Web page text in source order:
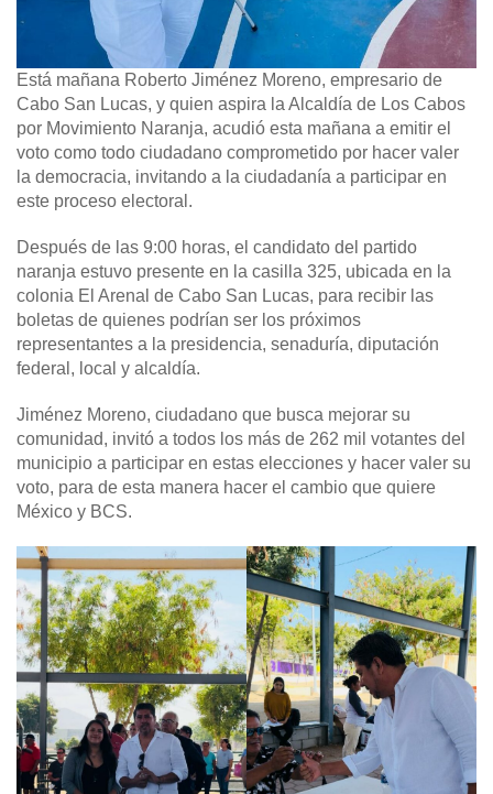
Está mañana Roberto Jiménez Moreno, empresario de
Cabo San Lucas, y quien aspira la Alcaldía de Los Cabos
por Movimiento Naranja, acudió esta mañana a emitir el
voto como todo ciudadano comprometido por hacer valer
la democracia, invitando a la ciudadanía a participar en
este proceso electoral.
Después de las 9:00 horas, el candidato del partido
naranja estuvo presente en la casilla 325, ubicada en la
colonia El Arenal de Cabo San Lucas, para recibir las
boletas de quienes podrían ser los próximos
representantes a la presidencia, senaduría, diputación
federal, local y alcaldía.
Jiménez Moreno, ciudadano que busca mejorar su
comunidad, invitó a todos los más de 262 mil votantes del
municipio a participar en estas elecciones y hacer valer su
voto, para de esta manera hacer el cambio que quiere
México y BCS.